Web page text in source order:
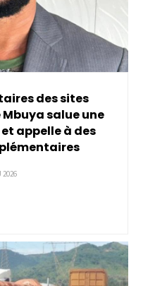
des sites
salue une
appelle à des
2026